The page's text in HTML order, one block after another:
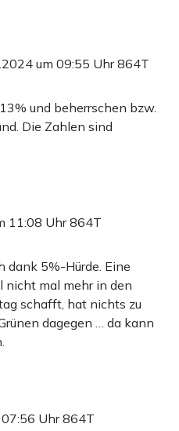
um 09:55 Uhr864T
und beherrschen bzw.
Die Zahlen sind
11:08 Uhr864T
dank 5%-Hürde. Eine
nicht mal mehr in den
schafft, hat nichts zu
dagegen … da kann
Uhr864T